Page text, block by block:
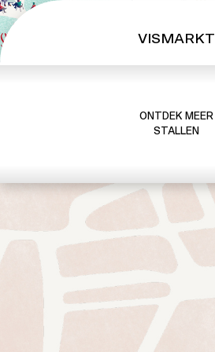
VISMARKT
ONTDEK MEER
STALLEN